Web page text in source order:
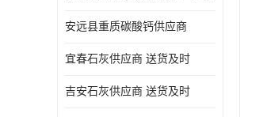
安远县重质碳酸钙供应商
宜春石灰供应商 送货及时
吉安石灰供应商 送货及时